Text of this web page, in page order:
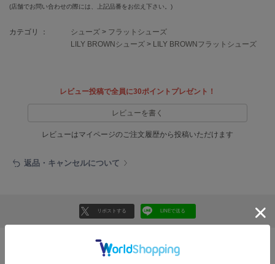
EIMY ISTOIRE
エイミー イストワール
emmi
emmi yoga
(店舗でお問い合わせの際には、上記品番をお伝え下さい。)
カテゴリ ： シューズ > フラットシューズ
LILY BROWNシューズ > LILY BROWNフラットシューズ
レビュー投稿で全員に30ポイントプレゼント！
レビューを書く
レビューはマイページのご注文履歴から投稿いただけます
返品・キャンセルについて
リポストする LINEで送る